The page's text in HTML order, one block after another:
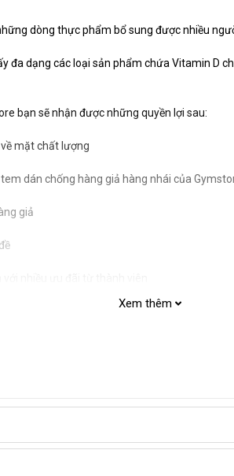
dòng thực phẩm bổ sung được nhiều
đa dạng các loại sản phẩm chứa Vitamin D
bạn sẽ nhận được những quyền lợi sau:
mặt chất lượng
dán chống hàng giả hàng nhái của
giả
Xem thêm